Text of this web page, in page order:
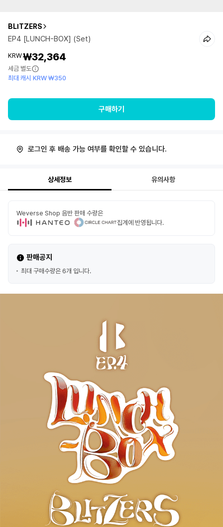
BLITZERS
EP4 [LUNCH-BOX] (Set)
KRW₩32,364
세금 별도
최대 캐시 KRW ₩350
구매하기
로그인 후 배송 가능 여부를 확인할 수 있습니다.
상세정보 유의사항
Weverse Shop 음반 판매 수량은
집계에 반영됩니다.
판매공지
최대 구매수량은 6개 입니다.